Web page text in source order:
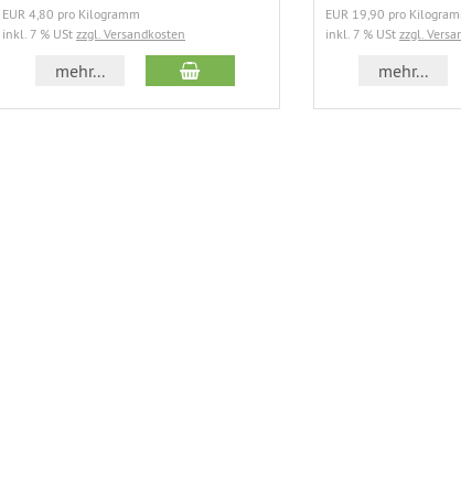
EUR 4,80 pro Kilogramm
inkl. 7 % USt zzgl. Versandkosten
mehr... In den Warenkorb
EUR 19,90 pro
inkl. 7 % USt zzgl.
mehr...